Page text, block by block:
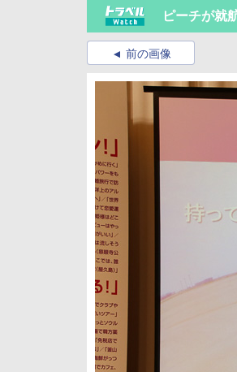
ピーチが就
前の画像